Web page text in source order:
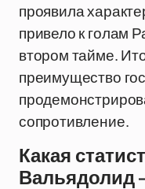
проявила
привело к голам
втором тайме.
преимущество
сопротивление.
Какая
Вальядолид